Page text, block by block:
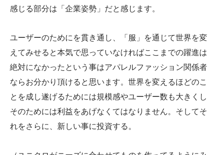
感じる部分は「企業姿勢」だと感じます。
ユーザーのためにを貫き通し、「服」を通じて世界を変
えてみせると本気で思っていなければここまでの躍進は
絶対になかったという事はアパレルファッション関係者
ならお分かり頂けると思います。世界を変えるほどのこ
とを成し遂げるためには規模感やユーザー数も大きくし
そのためには利益をあげなくてはなりません。そしてそ
れをさらに、新しい事に投資する。